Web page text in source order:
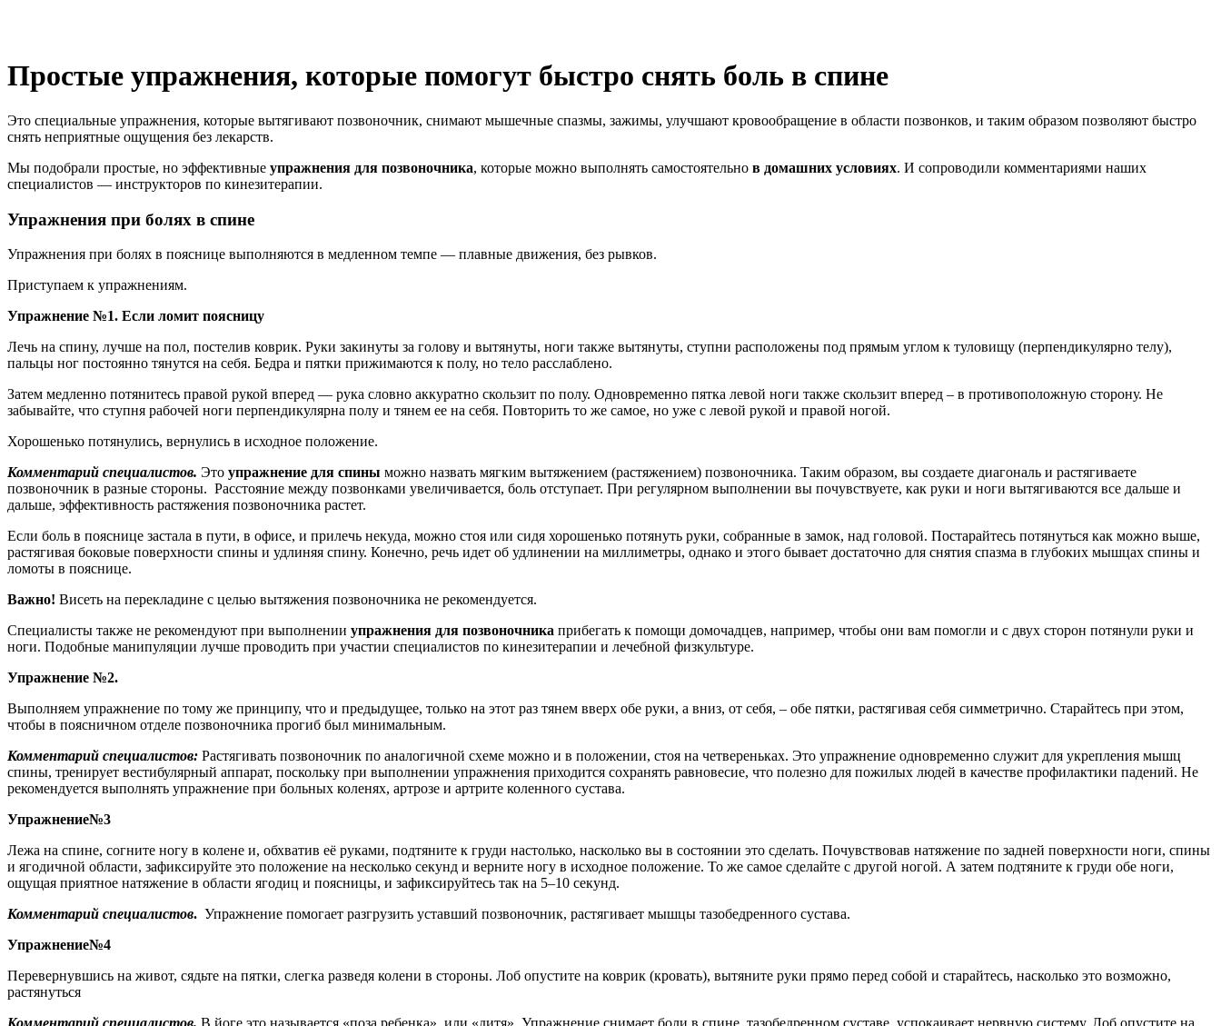
Простые упражнения, которые помогут быстро снять боль в спине
Это специальные упражнения, которые вытягивают позвоночник, снимают мышечные спазмы, зажимы, улучшают кровообращение в области позвонков, и таким образом позволяют быстро
снять неприятные ощущения без лекарств.
Мы подобрали простые, но эффективные упражнения для позвоночника, которые можно выполнять самостоятельно в домашних условиях. И сопроводили комментариями наших
специалистов — инструкторов по кинезитерапии.
Упражнения при болях в спине
Упражнения при болях в пояснице выполняются в медленном темпе — плавные движения, без рывков.
Приступаем к упражнениям.
Упражнение №1. Если ломит поясницу
Лечь на спину, лучше на пол, постелив коврик. Руки закинуты за голову и вытянуты, ноги также вытянуты, ступни расположены под прямым углом к туловищу (перпендикулярно телу),
пальцы ног постоянно тянутся на себя. Бедра и пятки прижимаются к полу, но тело расслаблено.
Затем медленно потянитесь правой рукой вперед — рука словно аккуратно скользит по полу. Одновременно пятка левой ноги также скользит вперед – в противоположную сторону. Не
забывайте, что ступня рабочей ноги перпендикулярна полу и тянем ее на себя. Повторить то же самое, но уже с левой рукой и правой ногой.
Хорошенько потянулись, вернулись в исходное положение.
Комментарий специалистов. Это упражнение для спины можно назвать мягким вытяжением (растяжением) позвоночника. Таким образом, вы создаете диагональ и растягиваете
позвоночник в разные стороны. Расстояние между позвонками увеличивается, боль отступает. При регулярном выполнении вы почувствуете, как руки и ноги вытягиваются все дальше и
дальше, эффективность растяжения позвоночника растет.
Если боль в пояснице застала в пути, в офисе, и прилечь некуда, можно стоя или сидя хорошенько потянуть руки, собранные в замок, над головой. Постарайтесь потянуться как можно выше,
растягивая боковые поверхности спины и удлиняя спину. Конечно, речь идет об удлинении на миллиметры, однако и этого бывает достаточно для снятия спазма в глубоких мышцах спины и
ломоты в пояснице.
Важно! Висеть на перекладине с целью вытяжения позвоночника не рекомендуется.
Специалисты также не рекомендуют при выполнении упражнения для позвоночника прибегать к помощи домочадцев, например, чтобы они вам помогли и с двух сторон потянули руки и
ноги. Подобные манипуляции лучше проводить при участии специалистов по кинезитерапии и лечебной физкультуре.
Упражнение №2.
Выполняем упражнение по тому же принципу, что и предыдущее, только на этот раз тянем вверх обе руки, а вниз, от себя, – обе пятки, растягивая себя симметрично. Старайтесь при этом,
чтобы в поясничном отделе позвоночника прогиб был минимальным.
Комментарий специалистов: Растягивать позвоночник по аналогичной схеме можно и в положении, стоя на четвереньках. Это упражнение одновременно служит для укрепления мышц
спины, тренирует вестибулярный аппарат, поскольку при выполнении упражнения приходится сохранять равновесие, что полезно для пожилых людей в качестве профилактики падений. Не
рекомендуется выполнять упражнение при больных коленях, артрозе и артрите коленного сустава.
Упражнение№3
Лежа на спине, согните ногу в колене и, обхватив её руками, подтяните к груди настолько, насколько вы в состоянии это сделать. Почувствовав натяжение по задней поверхности ноги, спины
и ягодичной области, зафиксируйте это положение на несколько секунд и верните ногу в исходное положение. То же самое сделайте с другой ногой. А затем подтяните к груди обе ноги,
ощущая приятное натяжение в области ягодиц и поясницы, и зафиксируйтесь так на 5–10 секунд.
Комментарий специалистов. Упражнение помогает разгрузить уставший позвоночник, растягивает мышцы тазобедренного сустава.
Упражнение№4
Перевернувшись на живот, сядьте на пятки, слегка разведя колени в стороны. Лоб опустите на коврик (кровать), вытяните руки прямо перед собой и старайтесь, насколько это возможно,
растянуться